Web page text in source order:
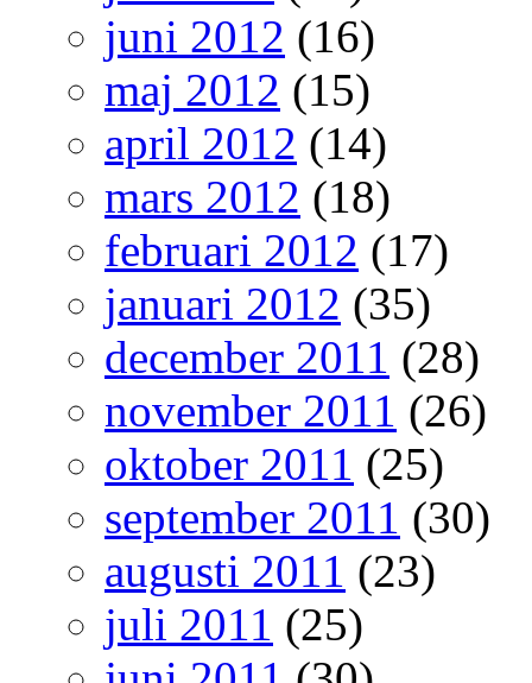
juni 2012 (16)
maj 2012 (15)
april 2012 (14)
mars 2012 (18)
februari 2012 (17)
januari 2012 (35)
december 2011 (28)
november 2011 (26)
oktober 2011 (25)
september 2011 (30)
augusti 2011 (23)
juli 2011 (25)